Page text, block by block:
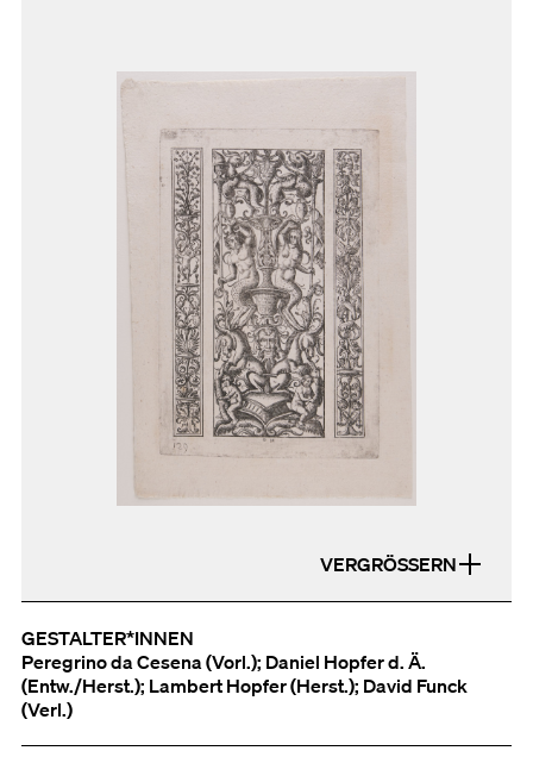
VERGRÖSSERN
GESTALTER*INNEN
Peregrino da Cesena (Vorl.); Daniel Hopfer d. Ä.
(Entw./Herst.); Lambert Hopfer (Herst.); David Funck
(Verl.)